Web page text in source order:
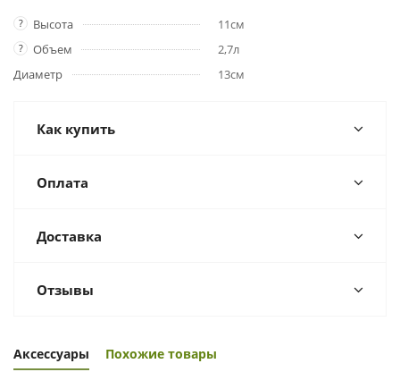
? Высота 11см
? Объем
2,7л
Диаметр
13см
Как купить
Оплата
Доставка
Отзывы
Аксессуары Похожие товары